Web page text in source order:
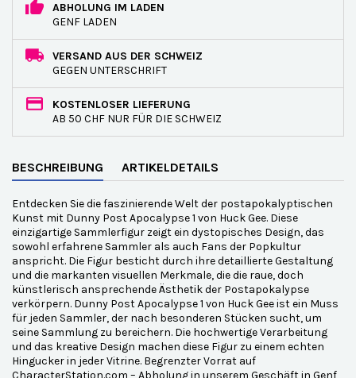
ABHOLUNG IM LADEN
GENF LADEN
VERSAND AUS DER SCHWEIZ
GEGEN UNTERSCHRIFT
KOSTENLOSER LIEFERUNG
AB 50 CHF NUR FÜR DIE SCHWEIZ
BESCHREIBUNG ARTIKELDETAILS
Entdecken Sie die faszinierende Welt der postapokalyptischen
Kunst mit Dunny Post Apocalypse 1 von Huck Gee. Diese
einzigartige Sammlerfigur zeigt ein dystopisches Design, das
sowohl erfahrene Sammler als auch Fans der Popkultur
anspricht. Die Figur besticht durch ihre detaillierte Gestaltung
und die markanten visuellen Merkmale, die die raue, doch
künstlerisch ansprechende Ästhetik der Postapokalypse
verkörpern. Dunny Post Apocalypse 1 von Huck Gee ist ein Muss
für jeden Sammler, der nach besonderen Stücken sucht, um
seine Sammlung zu bereichern. Die hochwertige Verarbeitung
und das kreative Design machen diese Figur zu einem echten
Hingucker in jeder Vitrine. Begrenzter Vorrat auf
CharacterStation.com – Abholung in unserem Geschäft in Genf